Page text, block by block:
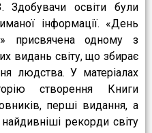
Здобувачи освіти були
інформації. «День
присвячена одному з
видань світу, що збирає
людства. У матеріалах
створення Книги
перші видання, а
рекорди світу